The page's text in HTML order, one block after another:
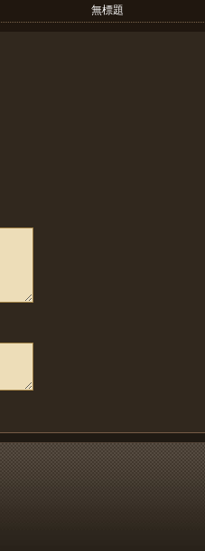
無標題